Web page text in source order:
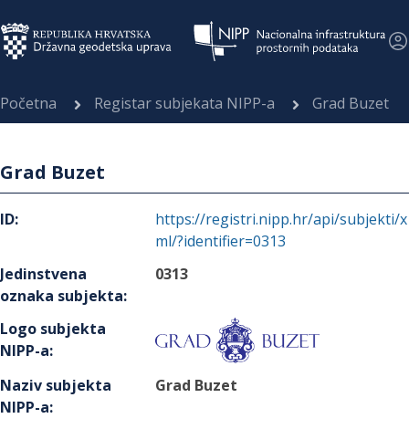
Početna Registar subjekata NIPP-a Grad Buzet
Grad Buzet
ID:
https://registri.nipp.hr/api/subjekti/x
ml/?identifier=0313
Jedinstvena
oznaka subjekta:
0313
Logo subjekta
NIPP-a:
Naziv subjekta
NIPP-a:
Grad Buzet